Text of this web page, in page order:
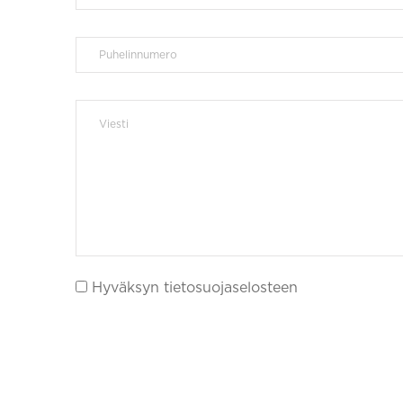
Hyväksyn tietosuojaselosteen